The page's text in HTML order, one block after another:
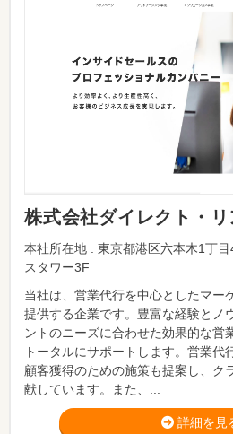
株式会社ダイレクト・リ
本社所在地 : 東京都港区六本木1丁
スタワー3F
当社は、営業代行を中心としたマー
提供する企業です。豊富な経験とノ
ントのニーズに合わせた効果的な営
トータルにサポートします。営業代
顧客獲得のための施策も提案し、ク
献しています。また、...
詳細を見